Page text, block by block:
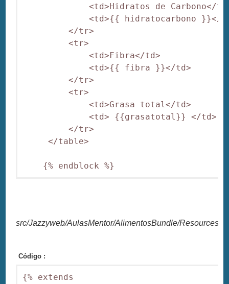
<td>Hidratos de Carbono</
<td>{{ hidratocarbono }}</
</tr>
<tr>
<td>Fibra</td>
<td>{{ fibra }}</td>
</tr>
<tr>
<td>Grasa total</td>
<td> {{grasatotal}} </td>
</tr>
</table>
{% endblock %}
src/Jazzyweb/AulasMentor/AlimentosBundle/Resources/
Código :
{% extends